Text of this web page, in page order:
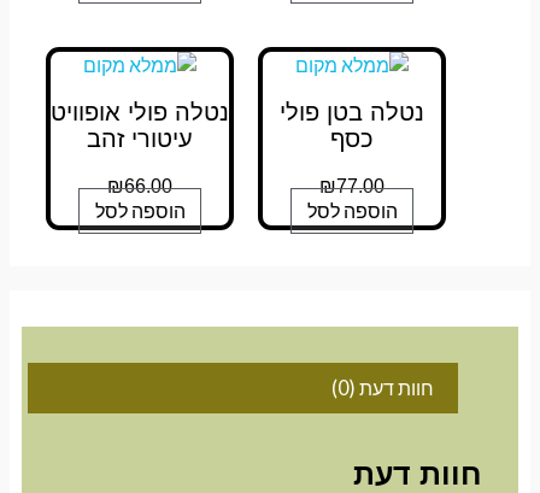
נטלה בטן פולי
כסף
₪77.00
הוספה לסל
נטלה פולי אופוויט
עיטורי זהב
₪66.00
הוספה לסל
חוות דעת (0)
חוות דעת